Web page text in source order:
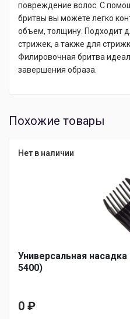
повреждение волос. С
бритвы вы можете легко
объем, толщину. Подходит
стрижек, а также для
Филировочная бритва
завершения образа.
Похожие товары
Нет в наличии
Универсальная
5400)
0 ₽